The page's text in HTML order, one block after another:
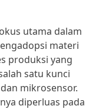
utama dalam
materi
produksi yang
satu kunci
mikrosensor.
diperluas pada